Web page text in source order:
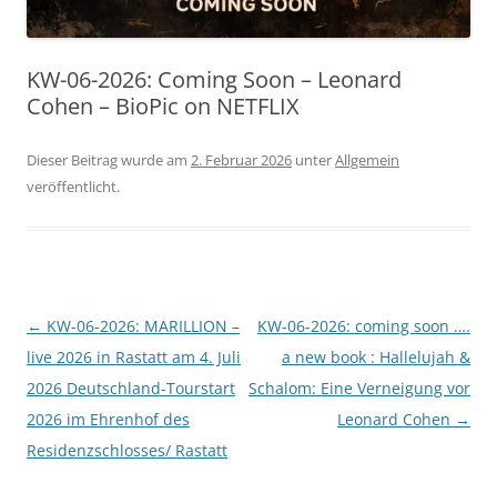
KW-06-2026: Coming Soon – Leonard
Cohen – BioPic on NETFLIX
Dieser Beitrag wurde am 2. Februar 2026 unterAllgemein
veröffentlicht.
Beitragsnavigation
← KW-06-2026: MARILLION –
live 2026 in Rastatt am 4. Juli
2026 Deutschland-Tourstart
2026 im Ehrenhof des
Residenzschlosses/ Rastatt
KW-06-2026: coming soon ….
a new book : Hallelujah &
Schalom: Eine Verneigung vor
Leonard Cohen →